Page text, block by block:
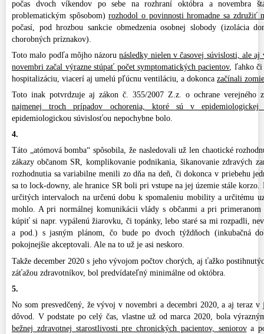
počas dvoch víkendov po sebe na rozhraní októbra a novembra
problematickým spôsobom)rozhodol o povinnosti hromadne sa združiť
počasí, pod hrozbou sankcie obmedzenia osobnej slobody (izolácia
chorobných príznakov).
Toto malo podľa môjho názorunásledky nielen v časovej súvislosti, ale
novembri začal výrazne stúpať počet symptomatických pacientov, ľahko či
hospitalizáciu, viacerí aj umelú pľúcnu ventiláciu, a dokonca začínali
Toto inak potvrdzuje aj zákon č. 355/2007 Z.z. o ochrane verejného
najmenej troch prípadov ochorenia, ktoré sú v epidemiologickej
epidemiologickou súvislosťou nepochybne bolo.
4.
Táto „atómová bomba“ spôsobila, že nasledovali už len chaotické
zákazy občanom SR, komplikovanie podnikania, šikanovanie zdravých
rozhodnutia sa variabilne menili zo dňa na deň, či dokonca v priebehu
sa to lock-downy, ale hranice SR boli pri vstupe na jej územie stále
určitých intervaloch na určenú dobu k spomaleniu mobility a určitému
mohlo. A pri normálnej komunikácii vlády s občanmi a pri primeranom
kúpiť si napr. vypálenú žiarovku, či topánky, lebo staré sa mi rozpadli,
a pod.) s jasným plánom, čo bude po dvoch týždňoch (inkubačná
pokojnejšie akceptovali. Ale na to už je asi neskoro.
Takže december 2020 s jeho vývojom počtov chorých, aj ťažko
záťažou zdravotníkov, bol predvídateľný minimálne od októbra.
5.
No som presvedčený, že vývoj v novembri a decembri 2020, a aj teraz v
dôvod. V podstate po celý čas, vlastne už od marca 2020, bola
bežnej zdravotnej starostlivosti pre chronických pacientov, seniorova